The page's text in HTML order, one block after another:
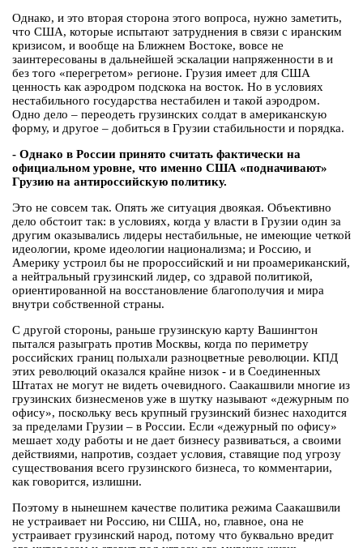
Однако, и это вторая сторона этого вопроса, нужно заметить,
что США, которые испытают затруднения в связи с иранским
кризисом, и вообще на Ближнем Востоке, вовсе не
заинтересованы в дальнейшей эскалации напряженности в и
без того «перегретом» регионе. Грузия имеет для США
ценность как аэродром подскока на восток. Но в условиях
нестабильного государства нестабилен и такой аэродром.
Одно дело – переодеть грузинских солдат в американскую
форму, и другое – добиться в Грузии стабильности и порядка.
- Однако в России принято считать фактически на
официальном уровне, что именно США «подначивают»
Грузию на антироссийскую политику.
Это не совсем так. Опять же ситуация двоякая. Объективно
дело обстоит так: в условиях, когда у власти в Грузии один за
другим оказывались лидеры нестабильные, не имеющие четкой
идеологии, кроме идеологии национализма; и Россию, и
Америку устроил бы не пророссийский и ни проамериканский,
а нейтральный грузинский лидер, со здравой политикой,
ориентированной на восстановление благополучия и мира
внутри собственной страны.
С другой стороны, раньше грузинскую карту Вашингтон
пытался разыграть против Москвы, когда по периметру
российских границ полыхали разноцветные революции. КПД
этих революций оказался крайне низок - и в Соединенных
Штатах не могут не видеть очевидного. Саакашвили многие из
грузинских бизнесменов уже в шутку называют «дежурным по
офису», поскольку весь крупный грузинский бизнес находится
за пределами Грузии – в России. Если «дежурный по офису»
мешает ходу работы и не дает бизнесу развиваться, а своими
действиями, напротив, создает условия, ставящие под угрозу
существования всего грузинского бизнеса, то комментарии,
как говорится, излишни.
Поэтому в нынешнем качестве политика режима Саакашвили
не устраивает ни Россию, ни США, но, главное, она не
устраивает грузинский народ, потому что буквально вредит